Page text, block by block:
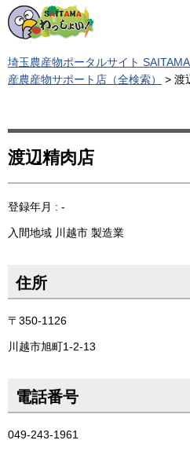
埼玉農産物ポータルサイト
産農産物サポート店（全検索）
> 渡
渡辺精肉店
登録年月 : -
入間地域 川越市 製造業
住所
〒350-1126
川越市旭町1-2-13
電話番号
049-243-1961